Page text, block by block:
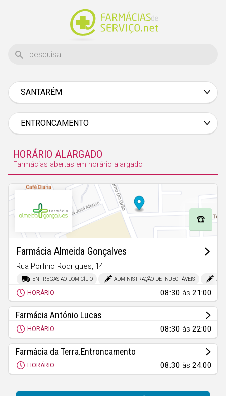
SANTARÉM
Braga
Bragança
Coimbra
Évora
Leiria
Lisboa
Portalegre
Porto
Santarém
Setúbal
Viana do Castelo
Vila Real
ENTRONCAMENTO
HORÁRIO ALARGADO
Farmácias abertas em horário alargado
Farmácia Almeida Gonçalves
Rua Porfirio Rodrigues, 14
Entroncamento
HORÁRIO 08:30 às21:00
ENTREGAS AO DOMICÍLIO ADMINISTRAÇÃO DE INJECTÁVEIS
Farmácia António Lucas
HORÁRIO 08:30 às22:00
Farmácia da Terra.Entroncamento
HORÁRIO 08:30 às24:00